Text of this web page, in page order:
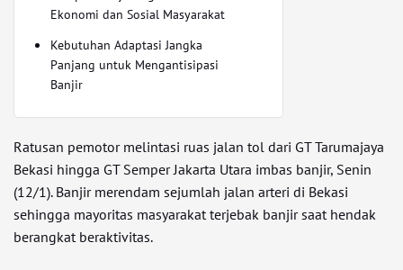
Ekonomi dan Sosial Masyarakat
Kebutuhan Adaptasi Jangka
Panjang untuk Mengantisipasi
Banjir
Ratusan pemotor melintasi ruas jalan tol dari GT Tarumajaya
Bekasi hingga GT Semper Jakarta Utara imbas banjir, Senin
(12/1). Banjir merendam sejumlah jalan arteri di Bekasi
sehingga mayoritas masyarakat terjebak banjir saat hendak
berangkat beraktivitas.